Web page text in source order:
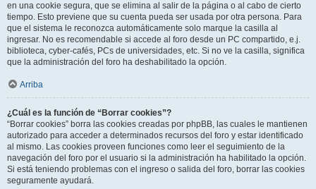
en una cookie segura, que se elimina al salir de la página o al cabo de cierto
tiempo. Esto previene que su cuenta pueda ser usada por otra persona. Para
que el sistema le reconozca automáticamente solo marque la casilla al
ingresar. No es recomendable si accede al foro desde un PC compartido, e.j.
biblioteca, cyber-cafés, PCs de universidades, etc. Si no ve la casilla, significa
que la administración del foro ha deshabilitado la opción.
Arriba
¿Cuál es la función de “Borrar cookies”?
“Borrar cookies” borra las cookies creadas por phpBB, las cuales le mantienen
autorizado para acceder a determinados recursos del foro y estar identificado
al mismo. Las cookies proveen funciones como leer el seguimiento de la
navegación del foro por el usuario si la administración ha habilitado la opción.
Si está teniendo problemas con el ingreso o salida del foro, borrar las cookies
seguramente ayudará.